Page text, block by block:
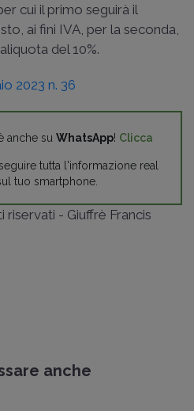
per cui il primo seguirà il
ai fini IVA, per la seconda,
del 10%.
2023 n. 36
anche su WhatsApp! Clicca
tutta l'informazione real
tuo smartphone.
- Giuffrè Francis
anche